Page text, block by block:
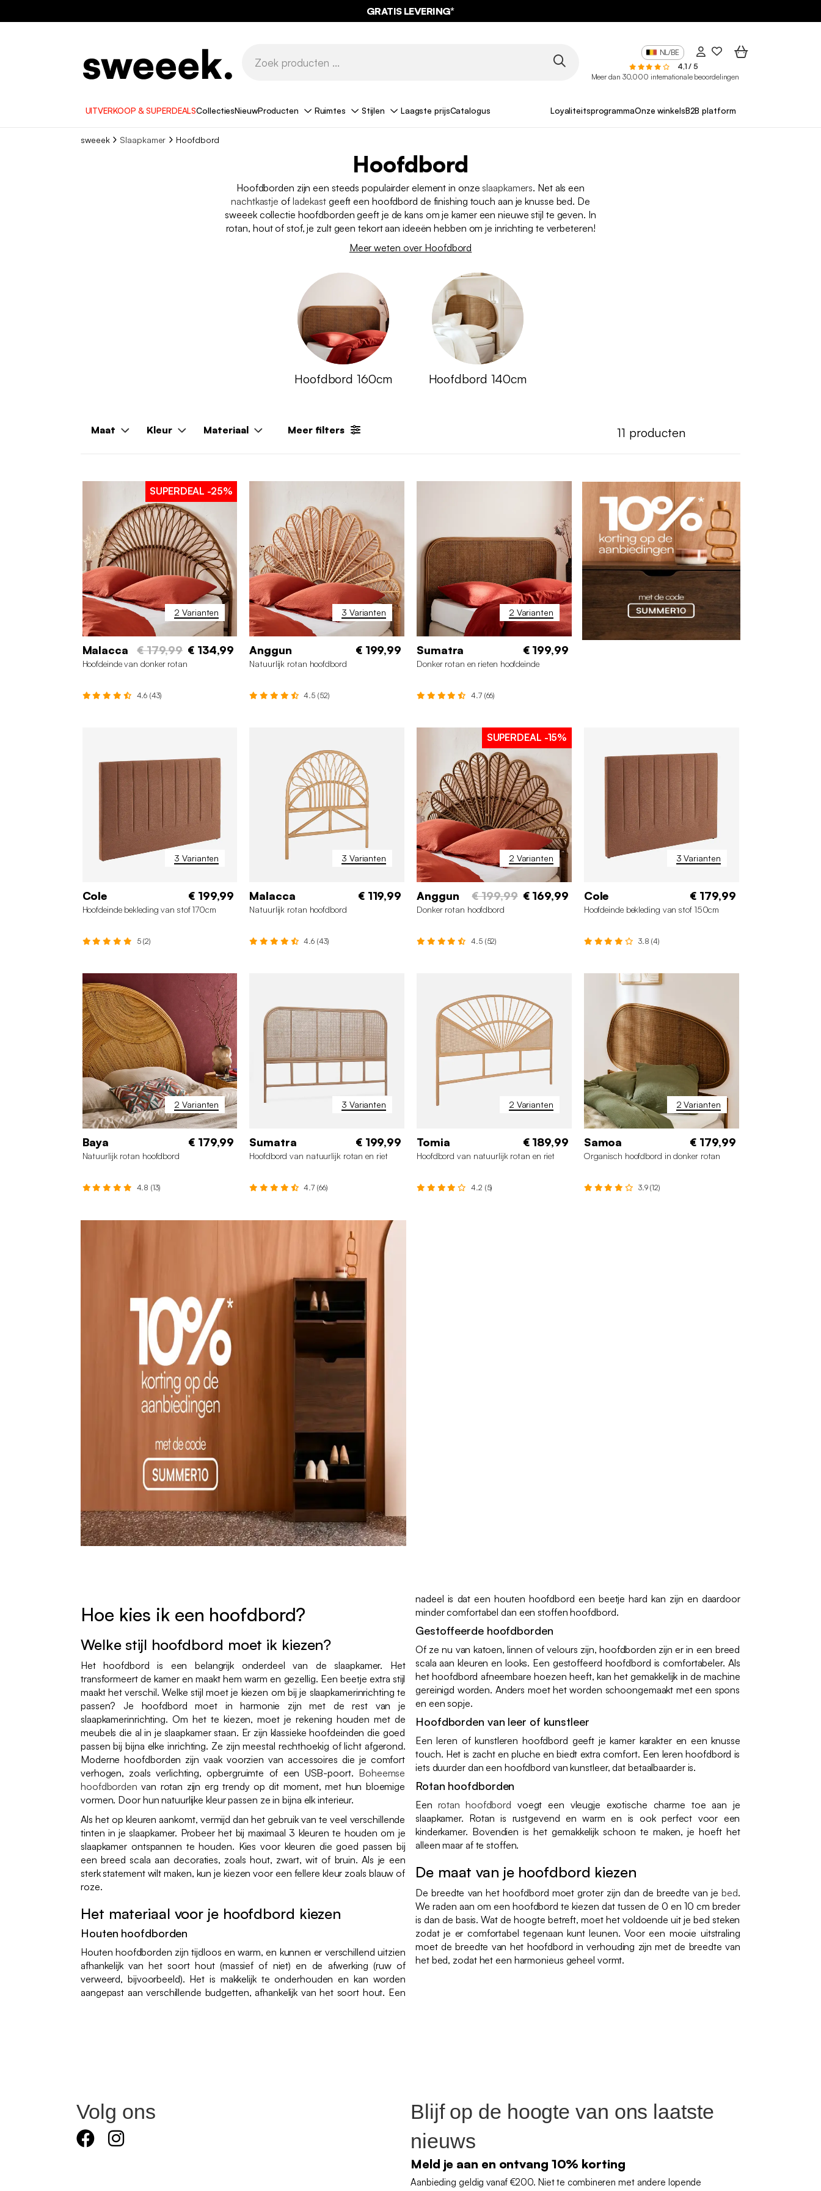
GRATIS LEVERING*
NL/BE
4,1 / 5
Meer dan 30.000 internationale beoordelingen
UITVERKOOP & SUPERDEALSCollectiesNieuwProducten Ruimtes Stijlen Laagste prijsCatalogus LoyaliteitsprogrammaOnze winkelsB2B platform
sweeek Slaapkamer Hoofdbord
Hoofdbord
Hoofdborden zijn een steeds populairder element in onze slaapkamers. Net als een
nachtkastje of ladekastgeeft een hoofdbord de finishing touch aan je knusse bed. De
sweeek collectie hoofdborden geeft je de kans om je kamer een nieuwe stijl te geven. In
rotan, hout of stof, je zult geen tekort aan ideeën hebben om je inrichting te verbeteren!
Meer weten over Hoofdbord
Hoofdbord 160cm Hoofdbord 140cm
Maat Kleur Materiaal Meer filters 11 producten
160 cm 140 cm
2 Varianten
SUPERDEAL -25%
Malacca € 179,99 € 134,99
Hoofdeinde van donker rotan
4.6 (43)
160 cm 140 cm 90 cm
3 Varianten
Anggun € 199,99
Natuurlijk rotan hoofdbord
4.5 (52)
160 cm 140 cm
2 Varianten
Sumatra € 199,99
Donker rotan en rieten hoofdeinde
4.7 (66)
3 Varianten
Cole € 199,99
Hoofdeinde bekleding van stof 170cm
5 (2)
90 cm 140 cm 160 cm
3 Varianten
Malacca € 119,99
Natuurlijk rotan hoofdbord
4.6 (43)
160 cm 140 cm
2 Varianten
SUPERDEAL -15%
Anggun € 199,99 € 169,99
Donker rotan hoofdbord
4.5 (52)
3 Varianten
Cole € 179,99
Hoofdeinde bekleding van stof 150cm
3.8 (4)
2 Varianten
Baya € 179,99
Natuurlijk rotan hoofdbord
4.8 (13)
140 cm
3 Varianten
Sumatra € 199,99
Hoofdbord van natuurlijk rotan en riet
4.7 (66)
2 Varianten
Tomia € 189,99
Hoofdbord van natuurlijk rotan en riet
4.2 (5)
2 Varianten
Samoa € 179,99
Organisch hoofdbord in donker rotan
3.9 (12)
Hoe kies ik een hoofdbord?
Welke stijl hoofdbord moet ik kiezen?
Het hoofdbord is een belangrijk onderdeel van de slaapkamer. Het
transformeert de kamer en maakt hem warm en gezellig. Een beetje extra stijl
maakt het verschil. Welke stijl moet je kiezen om bij je slaapkamerinrichting te
passen? Je hoofdbord moet in harmonie zijn met de rest van je
slaapkamerinrichting. Om het te kiezen, moet je rekening houden met de
meubels die al in je slaapkamer staan. Er zijn klassieke hoofdeinden die goed
passen bij bijna elke inrichting. Ze zijn meestal rechthoekig of licht afgerond.
Moderne hoofdborden zijn vaak voorzien van accessoires die je comfort
verhogen, zoals verlichting, opbergruimte of een USB-poort. Boheemse
hoofdborden van rotan zijn erg trendy op dit moment, met hun bloemige
vormen. Door hun natuurlijke kleur passen ze in bijna elk interieur.
Als het op kleuren aankomt, vermijd dan het gebruik van te veel verschillende
tinten in je slaapkamer. Probeer het bij maximaal 3 kleuren te houden om je
slaapkamer ontspannen te houden. Kies voor kleuren die goed passen bij
een breed scala aan decoraties, zoals hout, zwart, wit of bruin. Als je een
sterk statement wilt maken, kun je kiezen voor een fellere kleur zoals blauw of
roze.
Het materiaal voor je hoofdbord kiezen
Houten hoofdborden
Houten hoofdborden zijn tijdloos en warm, en kunnen er verschillend uitzien
afhankelijk van het soort hout (massief of niet) en de afwerking (ruw of
verweerd, bijvoorbeeld). Het is makkelijk te onderhouden en kan worden
aangepast aan verschillende budgetten, afhankelijk van het soort hout. Een
nadeel is dat een houten hoofdbord een beetje hard kan zijn en daardoor
minder comfortabel dan een stoffen hoofdbord.
Gestoffeerde hoofdborden
Of ze nu van katoen, linnen of velours zijn, hoofdborden zijn er in een breed
scala aan kleuren en looks. Een gestoffeerd hoofdbord is comfortabeler. Als
het hoofdbord afneembare hoezen heeft, kan het gemakkelijk in de machine
gereinigd worden. Anders moet het worden schoongemaakt met een spons
en een sopje.
Hoofdborden van leer of kunstleer
Een leren of kunstleren hoofdbord geeft je kamer karakter en een knusse
touch. Het is zacht en pluche en biedt extra comfort. Een leren hoofdbord is
iets duurder dan een hoofdbord van kunstleer, dat betaalbaarder is.
Rotan hoofdborden
Een rotan hoofdbord voegt een vleugje exotische charme toe aan je
slaapkamer. Rotan is rustgevend en warm en is ook perfect voor een
kinderkamer. Bovendien is het gemakkelijk schoon te maken, je hoeft het
alleen maar af te stoffen.
De maat van je hoofdbord kiezen
De breedte van het hoofdbord moet groter zijn dan de breedte van jebed.
We raden aan om een hoofdbord te kiezen dat tussen de 0 en 10 cm breder
is dan de basis. Wat de hoogte betreft, moet het voldoende uit je bed steken
zodat je er comfortabel tegenaan kunt leunen. Voor een mooie uitstraling
moet de breedte van het hoofdbord in verhouding zijn met de breedte van
het bed, zodat het een harmonieus geheel vormt.
Volg ons
Blijf op de hoogte van ons laatste
nieuws
Meld je aan en ontvang 10% korting
Aanbieding geldig vanaf €200. Niet te combineren met andere lopende